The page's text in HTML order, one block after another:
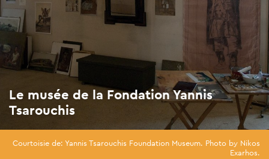
Le musée de la Fondation Yannis
Tsarouchis
Courtoisie de: Yannis Tsarouchis Foundation Museum. Photo by Nikos
Exarhos.